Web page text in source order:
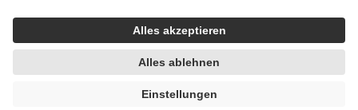
https://help.etrusted.com/hc/de/articles/4419944605341
Einige Bilder und Inhalte wurden unter Zuhilfenahme künstlicher